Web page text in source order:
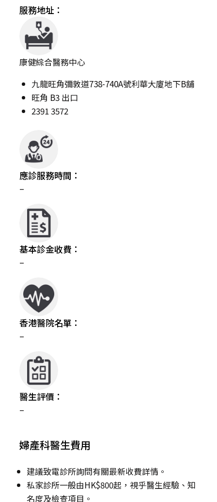
服務地址：
康健綜合醫務中心
九龍旺角彌敦道738-740A號利華大廈地下B舖
旺角 B3 出口
2391 3572
應診服務時間：
–
基本診金收費：
–
香港醫院名單：
–
醫生評價：
–
婦產科醫生費用
建議致電診所詢問有關最新收費詳情。
私家診所一般由HK$800起，視乎醫生經驗、知
名度及檢查項目。